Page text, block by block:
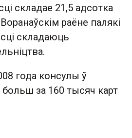
складае 21,5 адсотка
раёне палякі
складаюць
года консулы ў
больш за 160 тысяч карт